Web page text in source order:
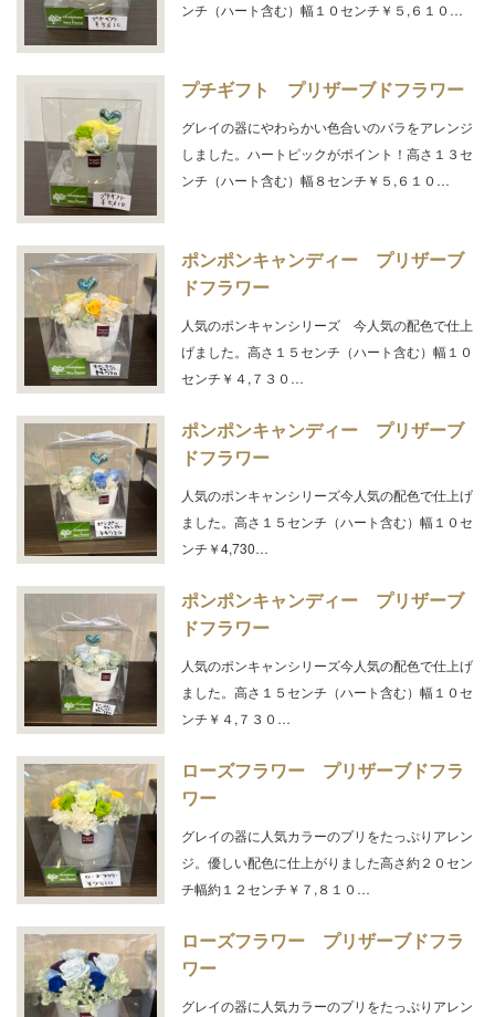
ンチ（ハート含む）幅１０センチ￥５,６１０…
プチギフト プリザーブドフラワー
グレイの器にやわらかい色合いのバラをアレンジ
しました。ハートピックがポイント！高さ１３セ
ンチ（ハート含む）幅８センチ￥５,６１０…
ポンポンキャンディー プリザーブ
ドフラワー
人気のポンキャンシリーズ 今人気の配色で仕上
げました。高さ１５センチ（ハート含む）幅１０
センチ￥４,７３０…
ポンポンキャンディー プリザーブ
ドフラワー
人気のポンキャンシリーズ今人気の配色で仕上げ
ました。高さ１５センチ（ハート含む）幅１０セ
ンチ￥4,730…
ポンポンキャンディー プリザーブ
ドフラワー
人気のポンキャンシリーズ今人気の配色で仕上げ
ました。高さ１５センチ（ハート含む）幅１０セ
ンチ￥４,７３０…
ローズフラワー プリザーブドフラ
ワー
グレイの器に人気カラーのプリをたっぷりアレン
ジ。優しい配色に仕上がりました高さ約２０セン
チ幅約１２センチ￥７,８１０…
ローズフラワー プリザーブドフラ
ワー
グレイの器に人気カラーのプリをたっぷりアレン